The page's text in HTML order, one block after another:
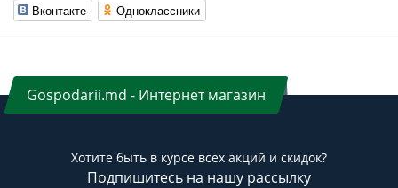
Вконтакте
Одноклассники
Gospodarii.md - Интернет магазин
Хотите быть в курсе всех акций и скидок?
Подпишитесь на нашу рассылку